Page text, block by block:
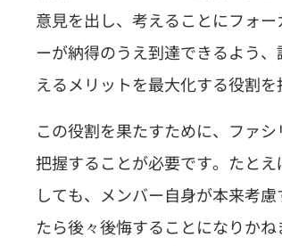
意見を出し、考えることにフォ
ーが納得のうえ到達できるよう
えるメリットを最大化する役割を
この役割を果たすために、ファ
把握することが必要です。たと
しても、メンバー自身が本来考
たら後々後悔することになりか